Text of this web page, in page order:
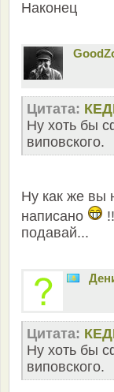
Наконец
Цитата:
Ну хоть бы
виповского.
Ну как же вы
написано
подавай...
Цитата:
Ну хоть бы
виповского.